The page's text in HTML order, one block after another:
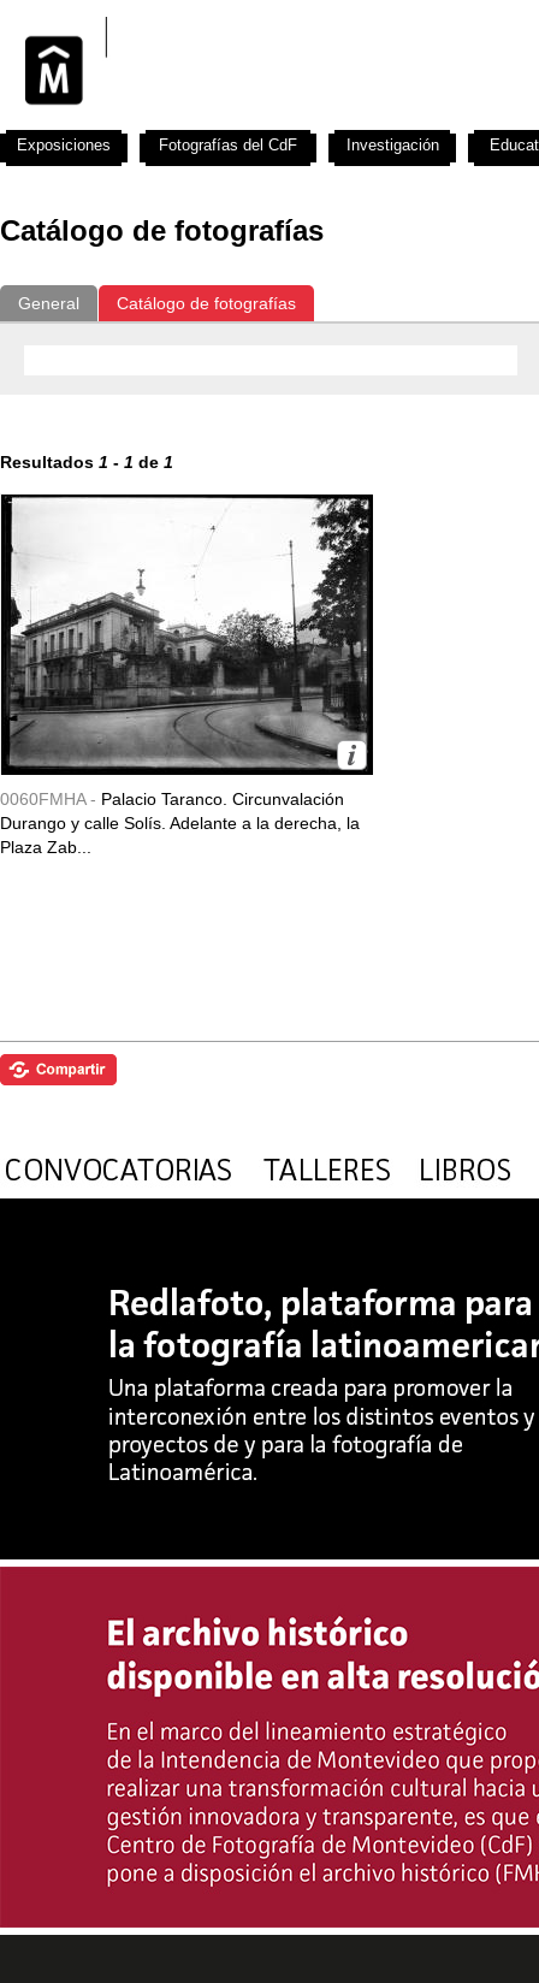
Catálogo de fotografías
General Catálogo de fotografías
Resultados 1 - 1 de 1
0060FMHA - Palacio Taranco. Circunvalación
Durango y calle Solís. Adelante a la derecha, la
Plaza Zab...
Exposiciones Fotografías del CdF Investigación